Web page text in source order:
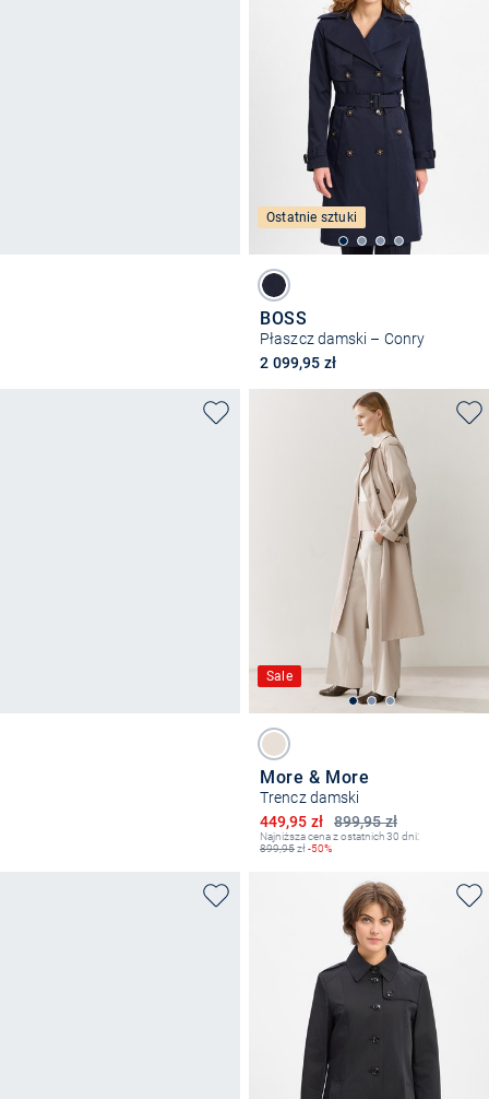
Ostatnie sztuki
BOSS
Płaszcz damski – Conry
2 099,95 zł
Sale
More & More
Trencz damski
899,95 zł
Obniżona cena
449,95 zł
Najniższa cena z ostatnich 30 dni:
899,95zł-50%